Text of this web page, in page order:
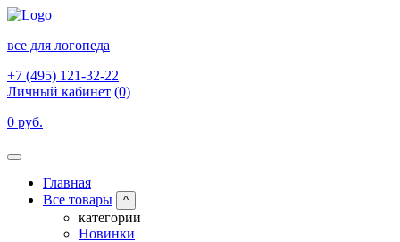
все для логопеда
+7 (495) 121-32-22
Личный кабинет (0)
0 руб.
Главная
Все товары
^
категории
Новинки